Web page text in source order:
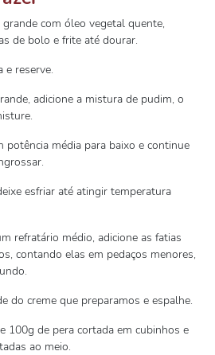
com óleo vegetal quente,
de bolo e frite até dourar.
e reserve.
adicione a mistura de pudim, o
potência média para baixo e continue
esfriar até atingir temperatura
refratário médio, adicione as fatias
contando elas em pedaços menores,
do creme que preparamos e espalhe.
100g de pera cortada em cubinhos e
ao meio.